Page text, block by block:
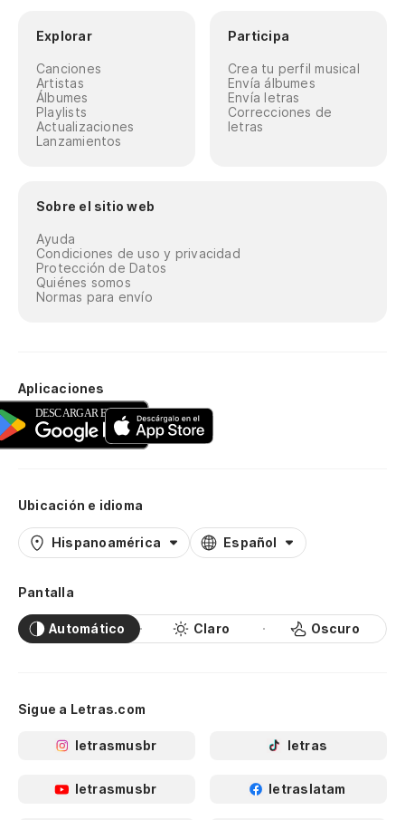
Explorar
Canciones
Artistas
Álbumes
Playlists
Actualizaciones
Lanzamientos
Participa
Crea tu perfil musical
Envía álbumes
Envía letras
Correcciones de
letras
Sobre el sitio web
Ayuda
Condiciones de uso y privacidad
Protección de Datos
Quiénes somos
Normas para envío
Aplicaciones
Ubicación e idioma
Hispanoamérica Español
Pantalla
Automático Claro Oscuro
Sigue a Letras.com
letrasmusbr letras
letrasmusbr letraslatam